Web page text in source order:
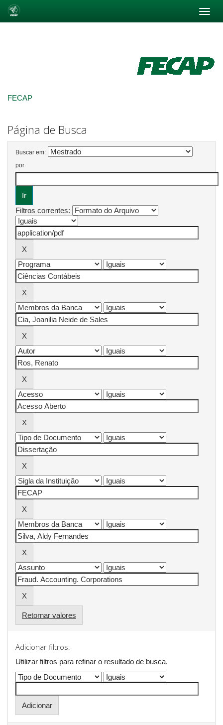
FECAP
Página de Busca
Buscar em:
por
Filtros correntes:
Retornar valores
Adicionar filtros:
Utilizar filtros para refinar o resultado de busca.